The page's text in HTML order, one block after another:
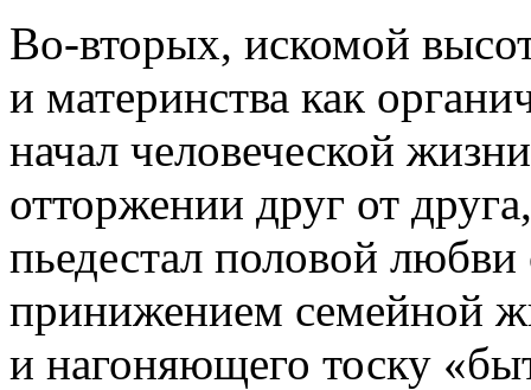
Во-вторых, искомой
и материнства как
начал человеческой
отторжении друг от
пьедестал половой
принижением семейной
и нагоняющего тоску